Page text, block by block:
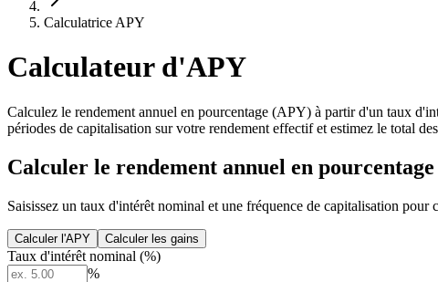
Calculatrice APY
Calculateur d'APY
Calculez le rendement annuel en pourcentage (APY) à partir d'un taux
périodes de capitalisation sur votre rendement effectif et estimez le total
Calculer le rendement annuel en pourcentage
Saisissez un taux d'intérêt nominal et une fréquence de capitalisation
Calculer l'APY Calculer les gains
Taux d'intérêt nominal (%)
%